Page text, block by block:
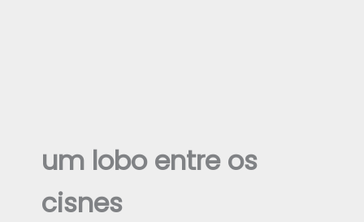
um lobo entre os
cisnes